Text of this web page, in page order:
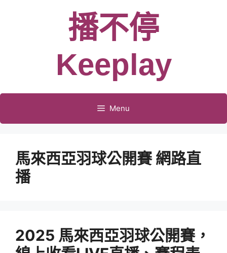
播不停
Keeplay
Menu
馬來西亞羽球公開賽 網路直
播
2025 馬來西亞羽球公開賽，